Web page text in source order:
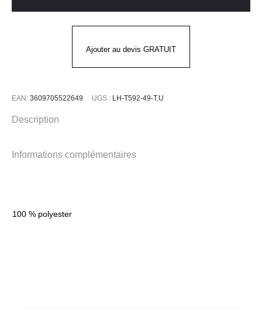
mixte
Ajouter au devis GRATUIT
EAN: 3609705522649 UGS : LH-T592-49-T.U
Description
Informations complémentaires
100 % polyester